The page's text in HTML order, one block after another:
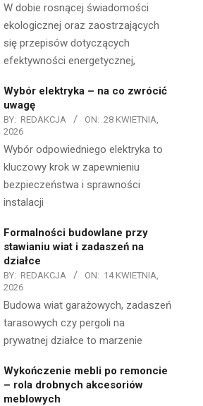
W dobie rosnącej świadomości
ekologicznej oraz zaostrzających
się przepisów dotyczących
efektywności energetycznej,
Wybór elektryka – na co zwrócić
uwagę
BY: REDAKCJA ON: 28 KWIETNIA,
2026
Wybór odpowiedniego elektryka to
kluczowy krok w zapewnieniu
bezpieczeństwa i sprawności
instalacji
Formalności budowlane przy
stawianiu wiat i zadaszeń na
działce
BY: REDAKCJA ON: 14 KWIETNIA,
2026
Budowa wiat garażowych, zadaszeń
tarasowych czy pergoli na
prywatnej działce to marzenie
Wykończenie mebli po remoncie
– rola drobnych akcesoriów
meblowych